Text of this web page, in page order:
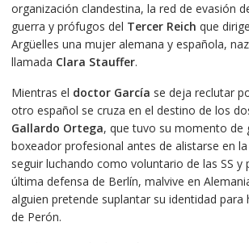
organización clandestina, la red de evasión
guerra y prófugos del Tercer Reich que
Argüelles una mujer alemana y española,
llamada Clara Stauffer.
Mientras el doctor García se deja reclutar
otro español se cruza en el destino de los
Gallardo Ortega, que tuvo su momento de
boxeador profesional antes de alistarse en
seguir luchando como voluntario de las SS y
última defensa de Berlín, malvive en
alguien pretende suplantar su identidad para
de Perón.